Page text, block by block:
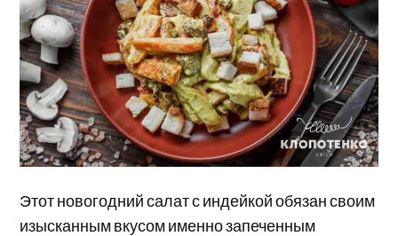
Этот новогодний салат с индейкой обязан своим
изысканным вкусом именно запеченным